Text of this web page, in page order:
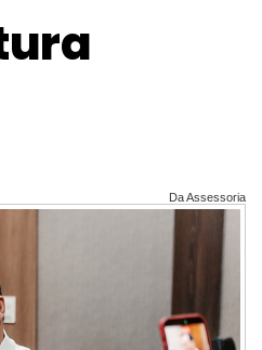
Da Assessoria